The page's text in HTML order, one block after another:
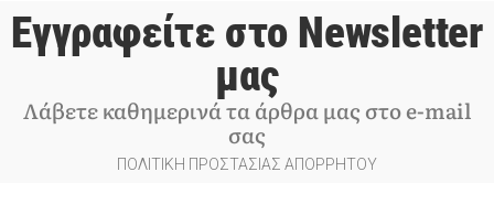
Εγγραφείτε στο Newsletter
μας
Λάβετε καθημερινά τα άρθρα μας στο e-mail
σας
ΠΟΛΙΤΙΚΗ ΠΡΟΣΤΑΣΙΑΣ ΑΠΟΡΡΗΤΟΥ